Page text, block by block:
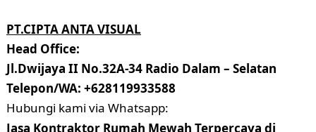
PT.CIPTA ANTA VISUAL
Head Office:
Jl.Dwijaya II No.32A-34 Radio Dalam – Selatan
Telepon/WA: +628119933588
Hubungi kami via Whatsapp:
Jasa Kontraktor Rumah Mewah Terpercaya di